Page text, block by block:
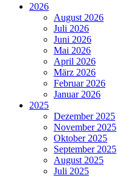
2026
August 2026
Juli 2026
Juni 2026
Mai 2026
April 2026
März 2026
Februar 2026
Januar 2026
2025
Dezember 2025
November 2025
Oktober 2025
September 2025
August 2025
Juli 2025